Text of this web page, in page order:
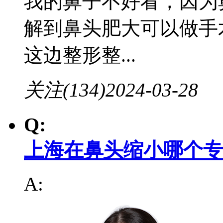
解到鼻头肥大可以做
这边整形整...
关注(134)2024-03-28
Q:
上海在鼻头缩小哪个
A: